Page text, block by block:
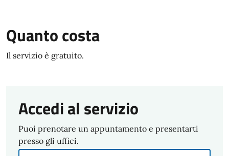
Quanto costa
Il servizio è gratuito.
Accedi al servizio
Puoi prenotare un appuntamento e presentarti
presso gli uffici.